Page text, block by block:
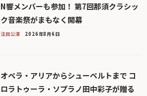
N響メンバーも参加！ 第7回那須クラシッ
ク音楽祭がまもなく開幕
注目公演 2026年8月6日
オペラ・アリアからシューベルトまで コ
ロラトゥーラ・ソプラノ田中彩子が贈る